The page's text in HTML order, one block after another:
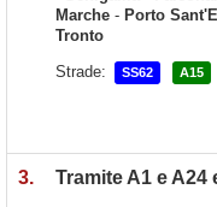
Marche - Porto
Tronto
Strade:
SS62 A15
3. Tramite A1 e A24